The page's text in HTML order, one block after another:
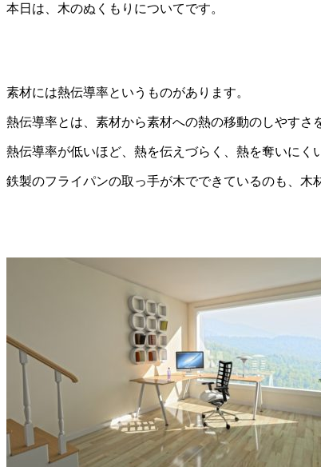
本日は、木のぬくもりについてです。
素材には熱伝導率というものがあります。
熱伝導率とは、素材から素材への熱の移動のしやすさ
熱伝導率が低いほど、熱を伝えづらく、熱を奪いにく
鉄製のフライパンの取っ手が木でできているのも、木